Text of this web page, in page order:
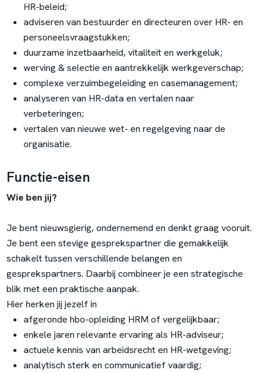
HR-beleid;
adviseren van bestuurder en directeuren over HR- en
personeelsvraagstukken;
duurzame inzetbaarheid, vitaliteit en werkgeluk;
werving & selectie en aantrekkelijk werkgeverschap;
complexe verzuimbegeleiding en casemanagement;
analyseren van HR-data en vertalen naar
verbeteringen;
vertalen van nieuwe wet- en regelgeving naar de
organisatie.
Functie-eisen
Wie ben jij?
Je bent nieuwsgierig, ondernemend en denkt graag vooruit.
Je bent een stevige gesprekspartner die gemakkelijk
schakelt tussen verschillende belangen en
gesprekspartners. Daarbij combineer je een strategische
blik met een praktische aanpak.
Hier herken jij jezelf in
afgeronde hbo-opleiding HRM of vergelijkbaar;
enkele jaren relevante ervaring als HR-adviseur;
actuele kennis van arbeidsrecht en HR-wetgeving;
analytisch sterk en communicatief vaardig;